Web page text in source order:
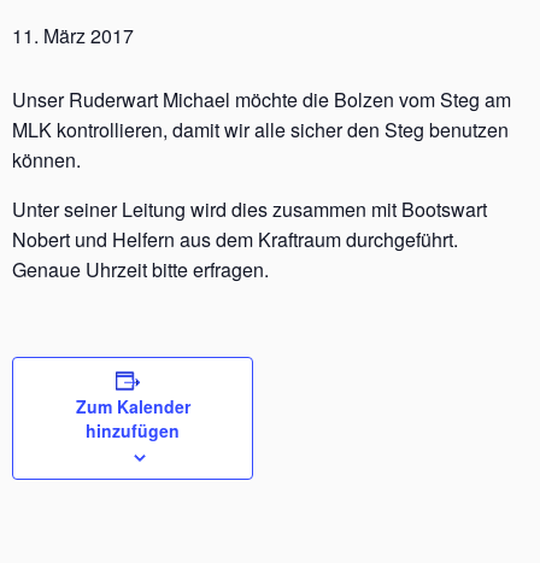
11. März 2017
Unser Ruderwart Michael möchte die Bolzen vom Steg am
MLK kontrollieren, damit wir alle sicher den Steg benutzen
können.
Unter seiner Leitung wird dies zusammen mit Bootswart
Nobert und Helfern aus dem Kraftraum durchgeführt.
Genaue Uhrzeit bitte erfragen.
Zum Kalender
hinzufügen